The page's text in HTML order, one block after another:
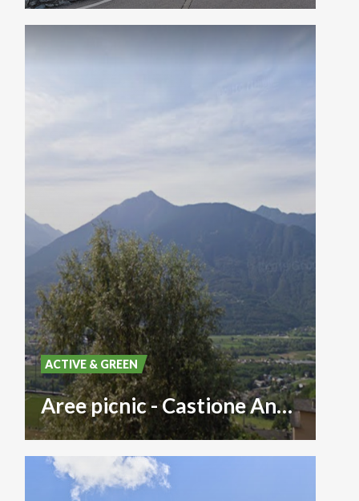
Aree picnic - Castione Andevenno
ACTIVE & GREEN